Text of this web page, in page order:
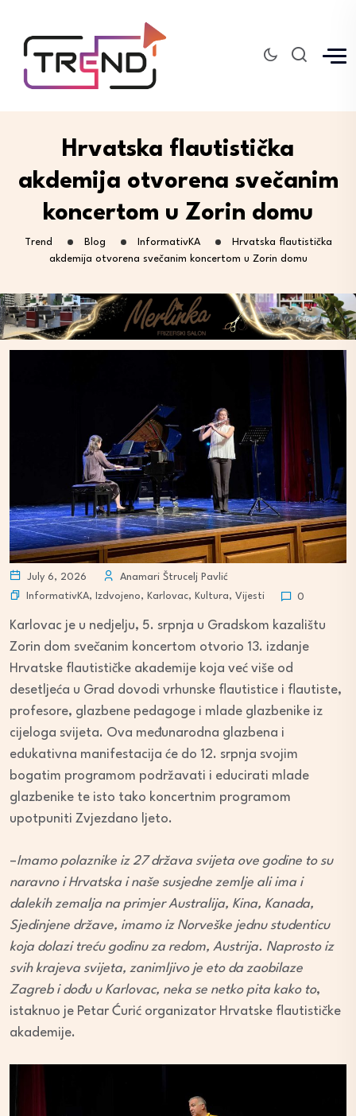
Hrvatska flautistička
akdemija otvorena svečanim
koncertom u Zorin domu
Trend Blog InformativKA
Hrvatska flautistička
akdemija otvorena svečanim koncertom u Zorin domu
July 6, 2026
Anamari Štrucelj Pavlić
InformativKA, Izdvojeno, Karlovac, Kultura, Vijesti 0
Karlovac je u nedjelju, 5. srpnja u Gradskom kazalištu
Zorin dom svečanim koncertom otvorio 13. izdanje
Hrvatske flautističke akademije koja već više od
desetljeća u Grad dovodi vrhunske flautistice i flautiste,
profesore, glazbene pedagoge i mlade glazbenike iz
cijeloga svijeta. Ova međunarodna glazbena i
edukativna manifestacija će do 12. srpnja svojim
bogatim programom podržavati i educirati mlade
glazbenike te isto tako koncertnim programom
upotpuniti Zvjezdano ljeto.
–Imamo polaznike iz 27 država svijeta ove godine to su
naravno i Hrvatska i naše susjedne zemlje ali ima i
dalekih zemalja na primjer Australija, Kina, Kanada,
Sjedinjene države, imamo iz Norveške jednu studenticu
koja dolazi treću godinu za redom, Austrija. Naprosto iz
svih krajeva svijeta, zanimljivo je eto da zaobilaze
Zagreb i dođu u Karlovac, neka se netko pita kako to,
istaknuo je Petar Ćurić organizator Hrvatske flautističke
akademije.